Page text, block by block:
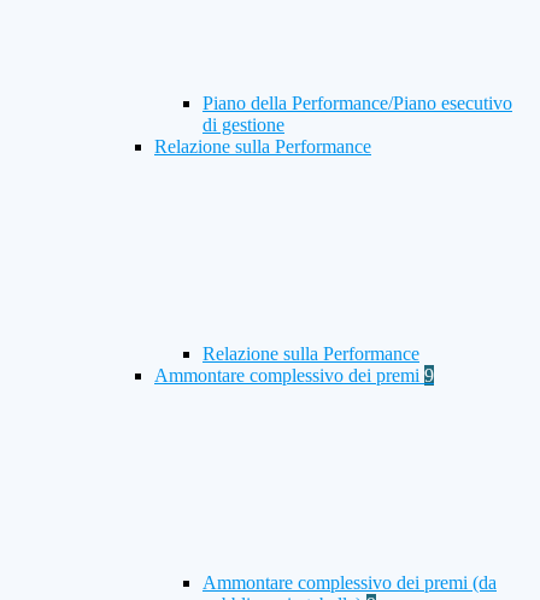
Piano della Performance/Piano esecutivo
di gestione
Relazione sulla Performance
Relazione sulla Performance
Ammontare complessivo dei premi 9
Ammontare complessivo dei premi (da